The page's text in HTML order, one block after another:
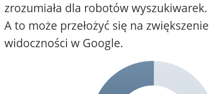
zrozumiała dla robotów wyszukiwarek.
A to może przełożyć się na zwiększenie
widoczności w Google.